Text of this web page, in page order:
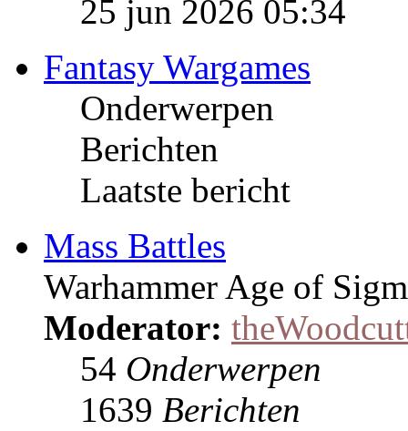
25 jun 2026 05:34
Fantasy Wargames
Onderwerpen
Berichten
Laatste bericht
Mass Battles
Warhammer Age of
Moderator:
54 Onderwerpen
1639 Berichten